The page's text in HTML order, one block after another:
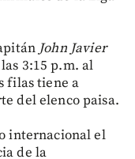
John Javier
3:15 p.m. al
filas tiene a
del elenco paisa.
internacional el
de la